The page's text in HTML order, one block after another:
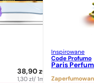
38,90zł
1,30zł/ 1ml
Inspirowane
Code Profumo
Paris